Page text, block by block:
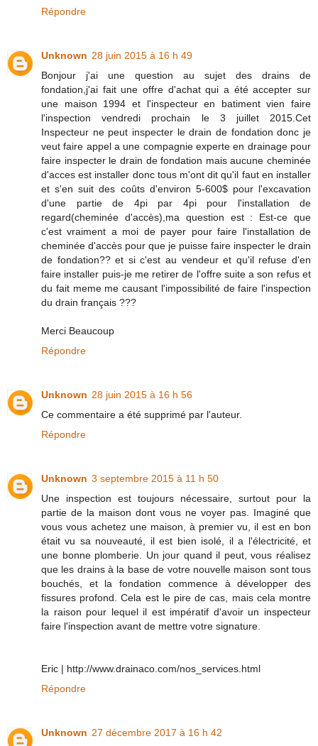
Répondre
Unknown 28 juin 2015 à 16 h 49
Bonjour j'ai une question au sujet des drains de
fondation,j'ai fait une offre d'achat qui a été accepter sur
une maison 1994 et l'inspecteur en batiment vien faire
l'inspection vendredi prochain le 3 juillet 2015.Cet
Inspecteur ne peut inspecter le drain de fondation donc je
veut faire appel a une compagnie experte en drainage pour
faire inspecter le drain de fondation mais aucune cheminée
d'acces est installer donc tous m'ont dit qu'il faut en installer
et s'en suit des coûts d'environ 5-600$ pour l'excavation
d'une partie de 4pi par 4pi pour l'installation de
regard(cheminée d'accès),ma question est : Est-ce que
c'est vraiment a moi de payer pour faire l'installation de
cheminée d'accès pour que je puisse faire inspecter le drain
de fondation?? et si c'est au vendeur et qu'il refuse d'en
faire installer puis-je me retirer de l'offre suite a son refus et
du fait meme me causant l'impossibilité de faire l'inspection
du drain français ???
Merci Beaucoup
Répondre
Unknown 28 juin 2015 à 16 h 56
Ce commentaire a été supprimé par l'auteur.
Répondre
Unknown 3 septembre 2015 à 11 h 50
Une inspection est toujours nécessaire, surtout pour la
partie de la maison dont vous ne voyer pas. Imaginé que
vous vous achetez une maison, à premier vu, il est en bon
était vu sa nouveauté, il est bien isolé, il a l'électricité, et
une bonne plomberie. Un jour quand il peut, vous réalisez
que les drains à la base de votre nouvelle maison sont tous
bouchés, et la fondation commence à développer des
fissures profond. Cela est le pire de cas, mais cela montre
la raison pour lequel il est impératif d'avoir un inspecteur
faire l'inspection avant de mettre votre signature.
Eric | http://www.drainaco.com/nos_services.html
Répondre
Unknown 27 décembre 2017 à 16 h 42